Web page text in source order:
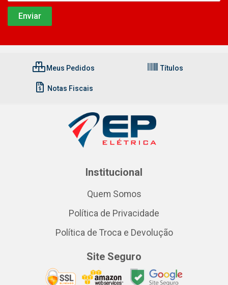
Meus Pedidos Títulos
Notas Fiscais
Institucional
Quem Somos
Política de Privacidade
Política de Troca e Devolução
Site Seguro